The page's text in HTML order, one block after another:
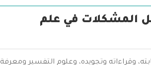
المشكلات في علم
وقراءاته وتجويده، وعلوم التفسير ومعرفة